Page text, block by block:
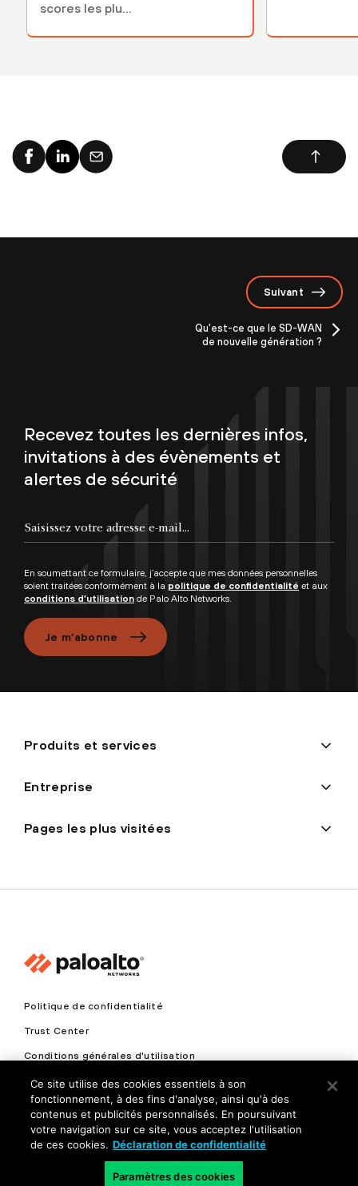
scores les plu...
Suivant
Qu'est-ce que le SD-WAN
de nouvelle génération ?
Recevez toutes les dernières infos,
invitations à des évènements et
alertes de sécurité
En soumettant ce formulaire, j’accepte que mes données personnelles
soient traitées conformément à la politique de confidentialité et aux
conditions d’utilisation de Palo Alto Networks.
Je m’abonne
Produits et services
Entreprise
Pages les plus visitées
Politique de confidentialité
Trust Center
Conditions générales d'utilisation
Documents
Copyright © 2026 Palo Alto Networks. Tous droits réservés
Ce site utilise des cookies essentiels à son
fonctionnement, à des fins d'analyse, ainsi qu'à des
contenus et publicités personnalisés. En poursuivant
votre navigation sur ce site, vous acceptez l'utilisation
de ces cookies. Déclaration de confidentialité
Paramètres des cookies